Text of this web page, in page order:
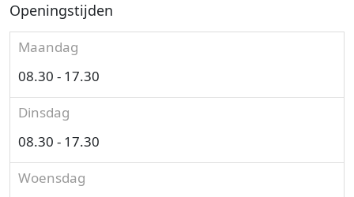
Openingstijden
Maandag
08.30 - 17.30
Dinsdag
08.30 - 17.30
Woensdag